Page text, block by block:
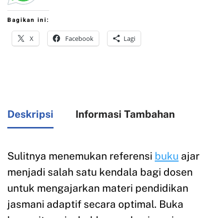
Bagikan ini:
X Facebook Lagi
Deskripsi Informasi Tambahan
Sulitnya menemukan referensi buku ajar
menjadi salah satu kendala bagi dosen
untuk mengajarkan materi pendidikan
jasmani adaptif secara optimal. Buka